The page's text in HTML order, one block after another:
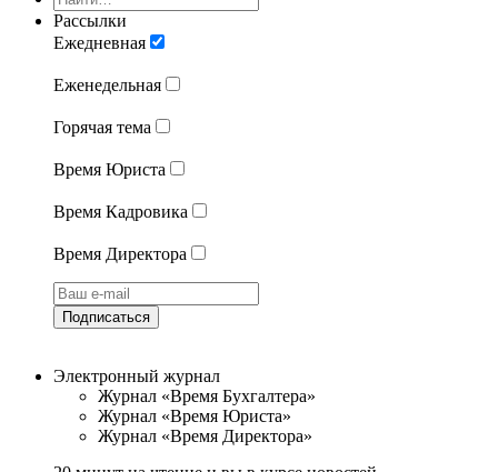
Рассылки
Ежедневная
Еженедельная
Горячая тема
Время Юриста
Время Кадровика
Время Директора
Подписаться
Электронный журнал
Журнал «Время Бухгалтера»
Журнал «Время Юриста»
Журнал «Время Директора»